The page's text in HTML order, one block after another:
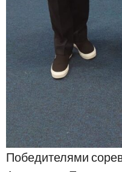
Победителями